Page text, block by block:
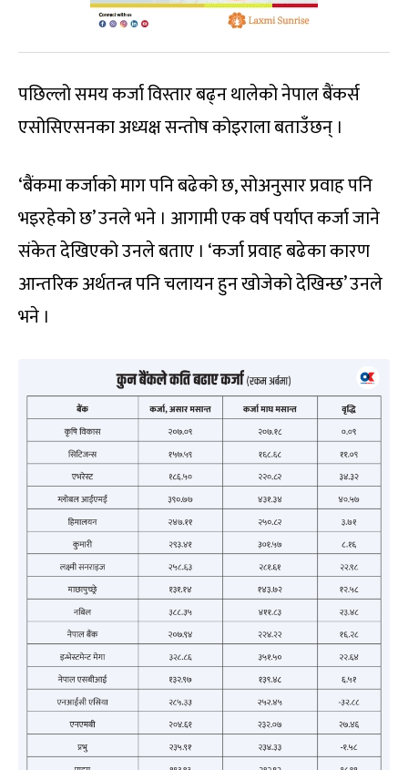
पछिल्लो समय कर्जा विस्तार बढ्न थालेको नेपाल बैंकर्स
एसोसिएसनका अध्यक्ष सन्तोष कोइराला बताउँछन् ।
‘बैंकमा कर्जाको माग पनि बढेको छ, सोअनुसार प्रवाह पनि
भइरहेको छ’ उनले भने । आगामी एक वर्ष पर्याप्त कर्जा जाने
संकेत देखिएको उनले बताए । ‘कर्जा प्रवाह बढेका कारण
आन्तरिक अर्थतन्त्र पनि चलायन हुन खोजेको देखिन्छ’ उनले
भने ।